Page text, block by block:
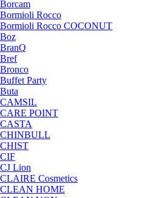
Borcam
Bormioli Rocco
Bormioli Rocco COCONUT
Boz
BranQ
Bref
Bronco
Buffet Party
Buta
CAMSIL
CARE POINT
CASTA
CHINBULL
CHIST
CIF
CJ Lion
CLAIRE Cosmetics
CLEAN HOME